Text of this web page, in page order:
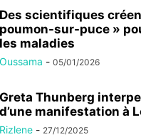
Des scientifiques
poumon-sur-puce »
les maladies
Oussama - 05/01/2026
Greta Thunberg
d’une manifestation à
Rizlene - 27/12/2025